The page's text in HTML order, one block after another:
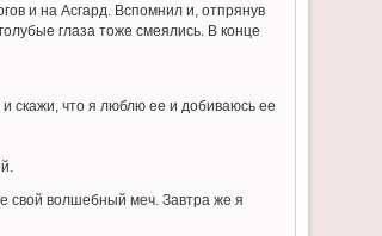
и на Асгард. Вспомнил и, отпрянув
глаза тоже смеялись. В конце
скажи, что я люблю ее и добиваюсь ее
свой волшебный меч. Завтра же я